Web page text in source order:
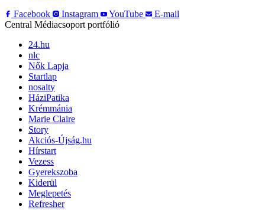
Facebook
Instagram YouTube
E-mail
Central Médiacsoport portfólió
24.hu
nlc
Nők Lapja
Startlap
nosalty
HáziPatika
Krémmánia
Marie Claire
Story
Akciós-Újság.hu
Hírstart
Vezess
Gyerekszoba
Kiderül
Meglepetés
Refresher